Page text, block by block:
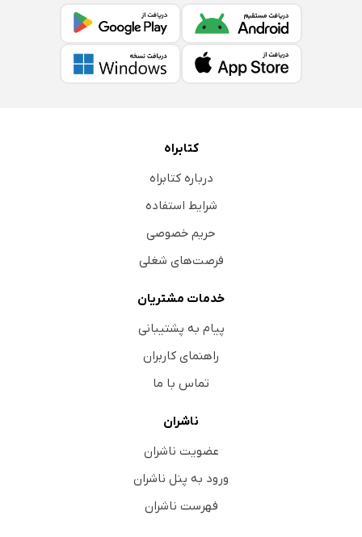
کتابراه
درباره کتابراه
شرایط استفاده
حریم خصوصی
فرصت‌های شغلی
خدمات مشتریان
پیام به پشتیبانی
راهنمای کاربران
تماس با ما
ناشران
عضویت ناشران
ورود به پنل ناشران
فهرست ناشران